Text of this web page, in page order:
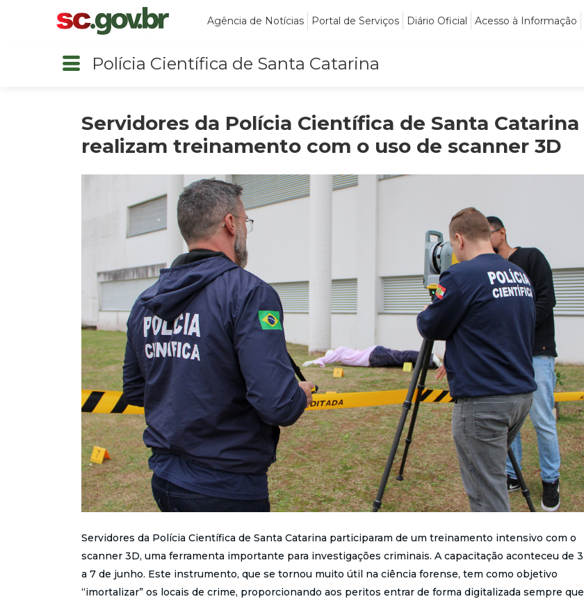
Agência de Notícias Portal de Serviços Diário Oficial Acesso à Informação
Polícia Científica de Santa Catarina
Servidores da Polícia Científica de Santa Catarina
realizam treinamento com o uso de scanner 3D
Servidores da Polícia Científica de Santa Catarina participaram de um treinamento intensivo com o
scanner 3D, uma ferramenta importante para investigações criminais. A capacitação aconteceu de 3
a 7 de junho. Este instrumento, que se tornou muito útil na ciência forense, tem como objetivo
“imortalizar” os locais de crime, proporcionando aos peritos entrar de forma digitalizada sempre que